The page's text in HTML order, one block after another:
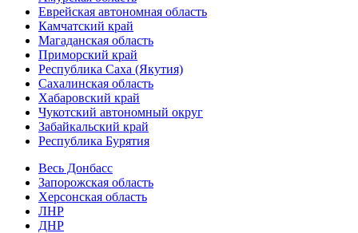
Еврейская автономная область
Камчатский край
Магаданская область
Приморский край
Республика Саха (Якутия)
Сахалинская область
Хабаровский край
Чукотский автономный округ
Забайкальский край
Республика Бурятия
Весь Донбасс
Запорожская область
Херсонская область
ЛНР
ДНР